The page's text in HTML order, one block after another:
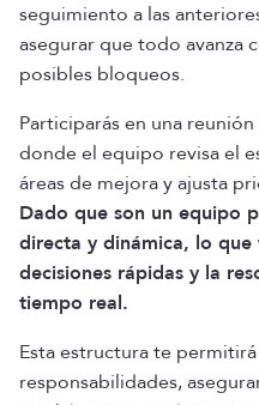
seguimiento a las
asegurar que todo avanza
posibles bloqueos.
Participarás en una
donde el equipo revisa el
áreas de mejora y ajusta
Dado que son un equipo
directa y dinámica, lo
decisiones rápidas y la
tiempo real.
Esta estructura te
responsabilidades,